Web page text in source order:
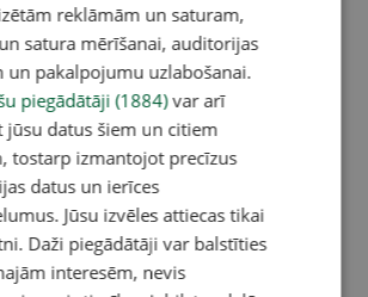
reklāmām un saturam,
satura mērīšanai, auditorijas
un pakalpojumu uzlabošanai.
piegādātāji (1884)var arī
jūsu datus šiem un citiem
tostarp izmantojot precīzus
datus un ierīces
Jūsu izvēles attiecas tikai
Daži piegādātāji var balstīties
interesēm, nevis